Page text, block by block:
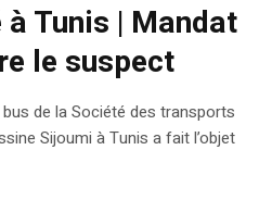
Tunis | Mandat
le suspect
bus de la Société des transports
Sijoumi à Tunis a fait l’objet